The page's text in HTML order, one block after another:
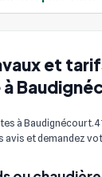
et
à Baudignécourt.
avis et demandez